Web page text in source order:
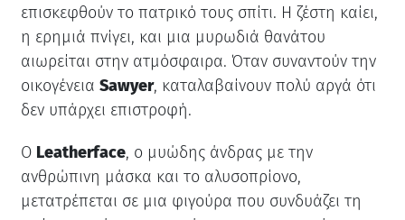
επισκεφθούν το πατρικό τους σπίτι. Η ζέστη καίει,
η ερημιά πνίγει, και μια μυρωδιά θανάτου
αιωρείται στην ατμόσφαιρα. Όταν συναντούν την
οικογένεια Sawyer, καταλαβαίνουν πολύ αργά ότι
δεν υπάρχει επιστροφή.
Ο Leatherface, ο μυώδης άνδρας με την
ανθρώπινη μάσκα και το αλυσοπρίονο,
μετατρέπεται σε μια φιγούρα που συνδυάζει τη